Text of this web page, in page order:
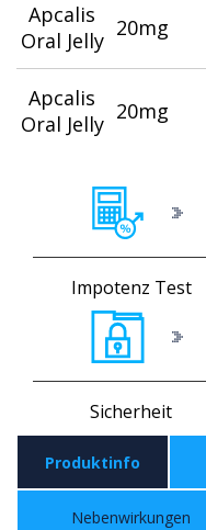
Apcalis
Oral Jelly 20mg
Apcalis
Oral Jelly 20mg
Impotenz Test
Sicherheit
Produktinfo
Nebenwirkungen